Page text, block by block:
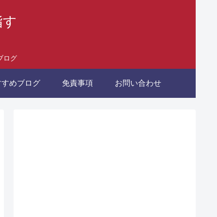
ログ
めブログ 免責事項 お問い合わせ